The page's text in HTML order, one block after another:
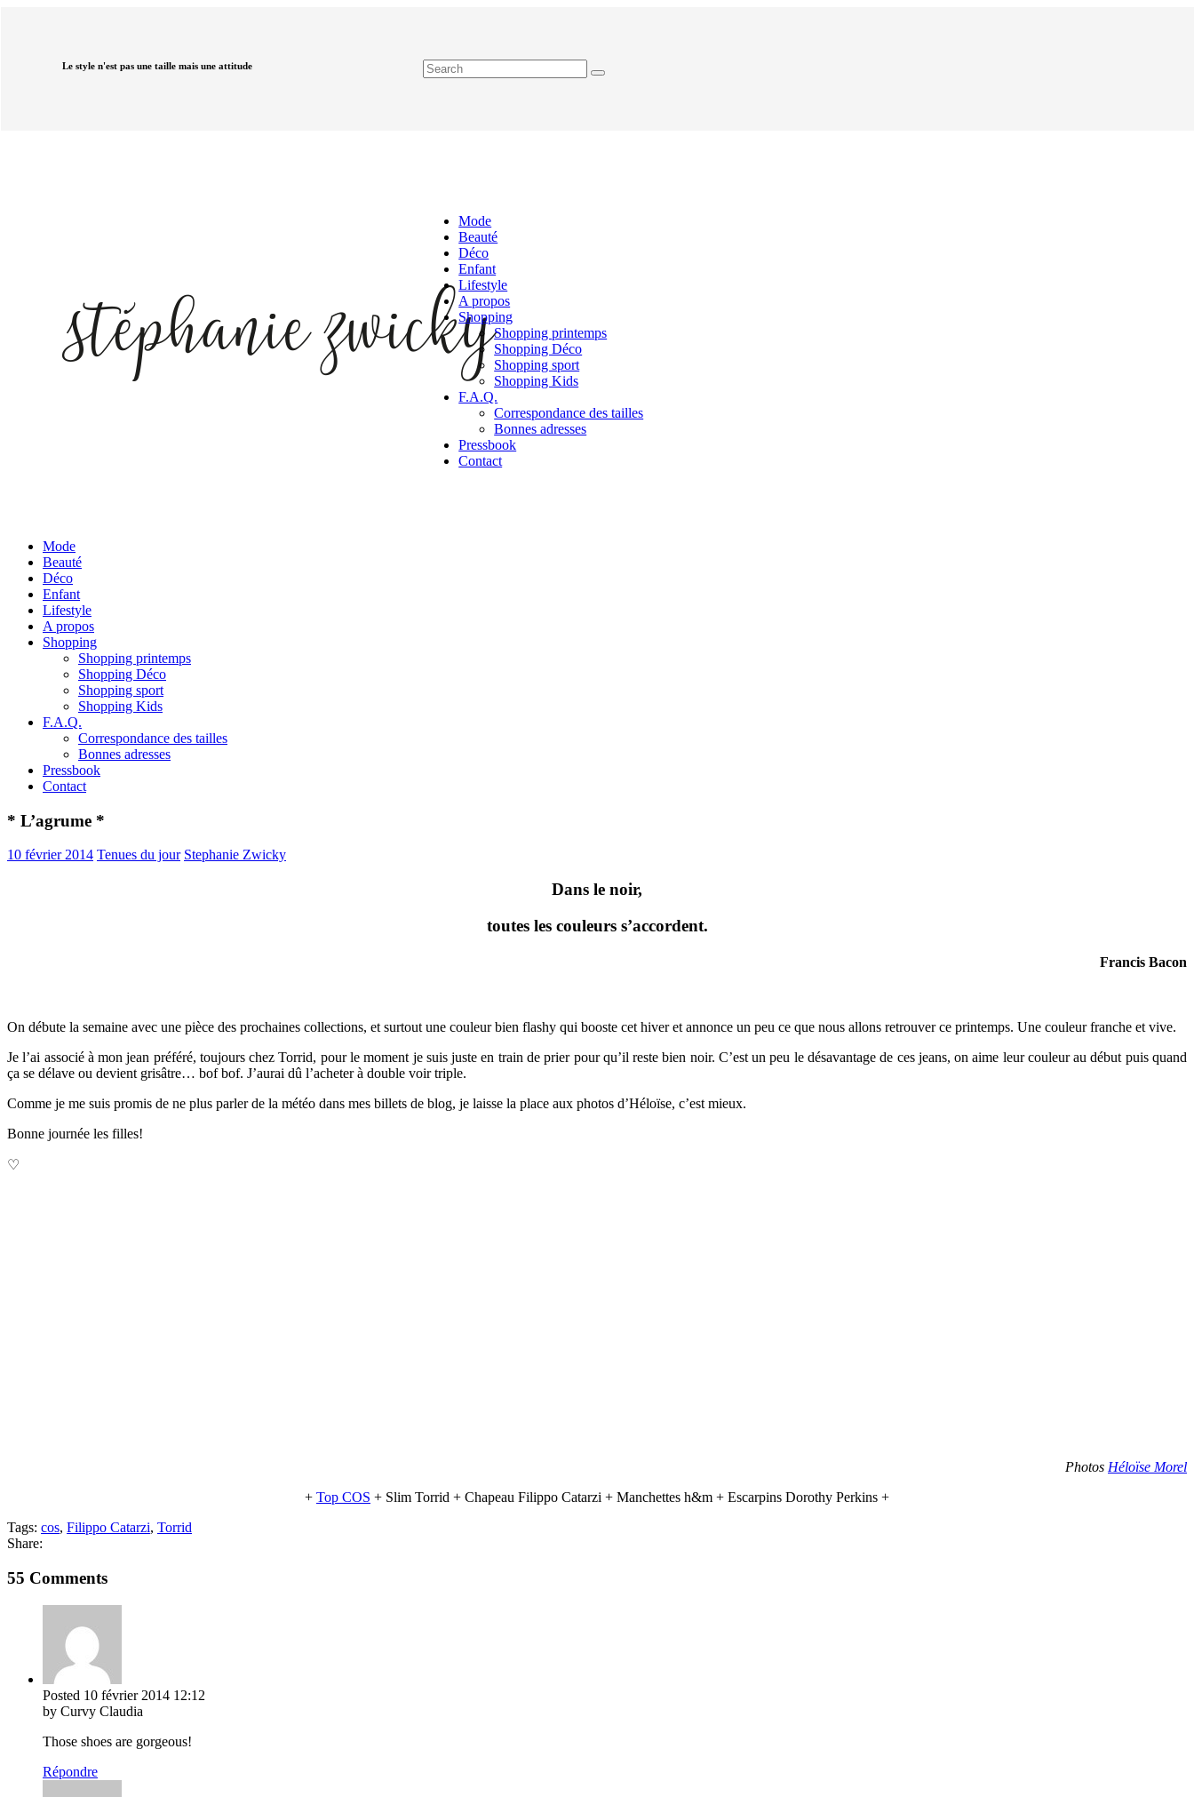
Le style n'est pas une taille mais une attitude
Mode
Beauté
Déco
Enfant
Lifestyle
A propos
Shopping
Shopping printemps
Shopping Déco
Shopping sport
Shopping Kids
F.A.Q.
Correspondance des tailles
Bonnes adresses
Pressbook
Contact
Mode
Beauté
Déco
Enfant
Lifestyle
A propos
Shopping
Shopping printemps
Shopping Déco
Shopping sport
Shopping Kids
F.A.Q.
Correspondance des tailles
Bonnes adresses
Pressbook
Contact
* L’agrume *
10 février 2014 Tenues du jour Stephanie Zwicky
Dans le noir,
toutes les couleurs s’accordent.
Francis Bacon
On débute la semaine avec une pièce des prochaines collections, et surtout une couleur bien flashy qui booste cet hiver et annonce un peu ce que nous allons retrouver ce printemps. Une couleur franche et vive.
Je l’ai associé à mon jean préféré, toujours chez Torrid, pour le moment je suis juste en train de prier pour qu’il reste bien noir. C’est un peu le désavantage de ces jeans, on aime leur couleur au début puis quand
ça se délave ou devient grisâtre… bof bof. J’aurai dû l’acheter à double voir triple.
Comme je me suis promis de ne plus parler de la météo dans mes billets de blog, je laisse la place aux photos d’Héloïse, c’est mieux.
Bonne journée les filles!
♡
Photos Héloïse Morel
+ Top COS + Slim Torrid + Chapeau Filippo Catarzi + Manchettes h&m + Escarpins Dorothy Perkins +
Tags: cos, Filippo Catarzi, Torrid
Share:
55 Comments
Posted 10 février 2014 12:12
by Curvy Claudia
Those shoes are gorgeous!
Répondre